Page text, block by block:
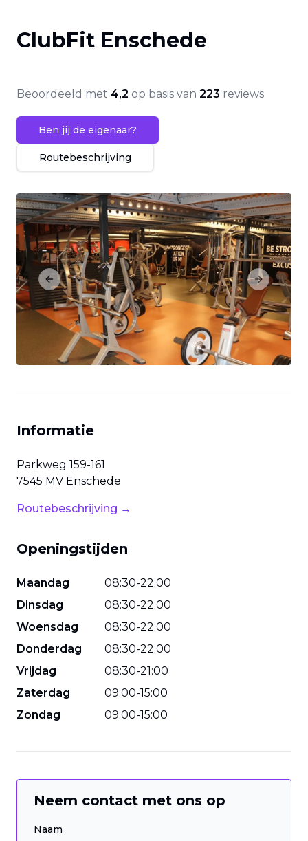
ClubFit Enschede
Beoordeeld met 4,2 op basis van 223 reviews
Ben jij de eigenaar?
Routebeschrijving
Previous slide Next slide
Informatie
Parkweg 159-161
7545 MV Enschede
Routebeschrijving →
Openingstijden
Maandag 08:30-22:00
Dinsdag
08:30-22:00
Woensdag
08:30-22:00
Donderdag
08:30-22:00
Vrijdag
08:30-21:00
Zaterdag
09:00-15:00
Zondag
09:00-15:00
Neem contact met ons op
Naam